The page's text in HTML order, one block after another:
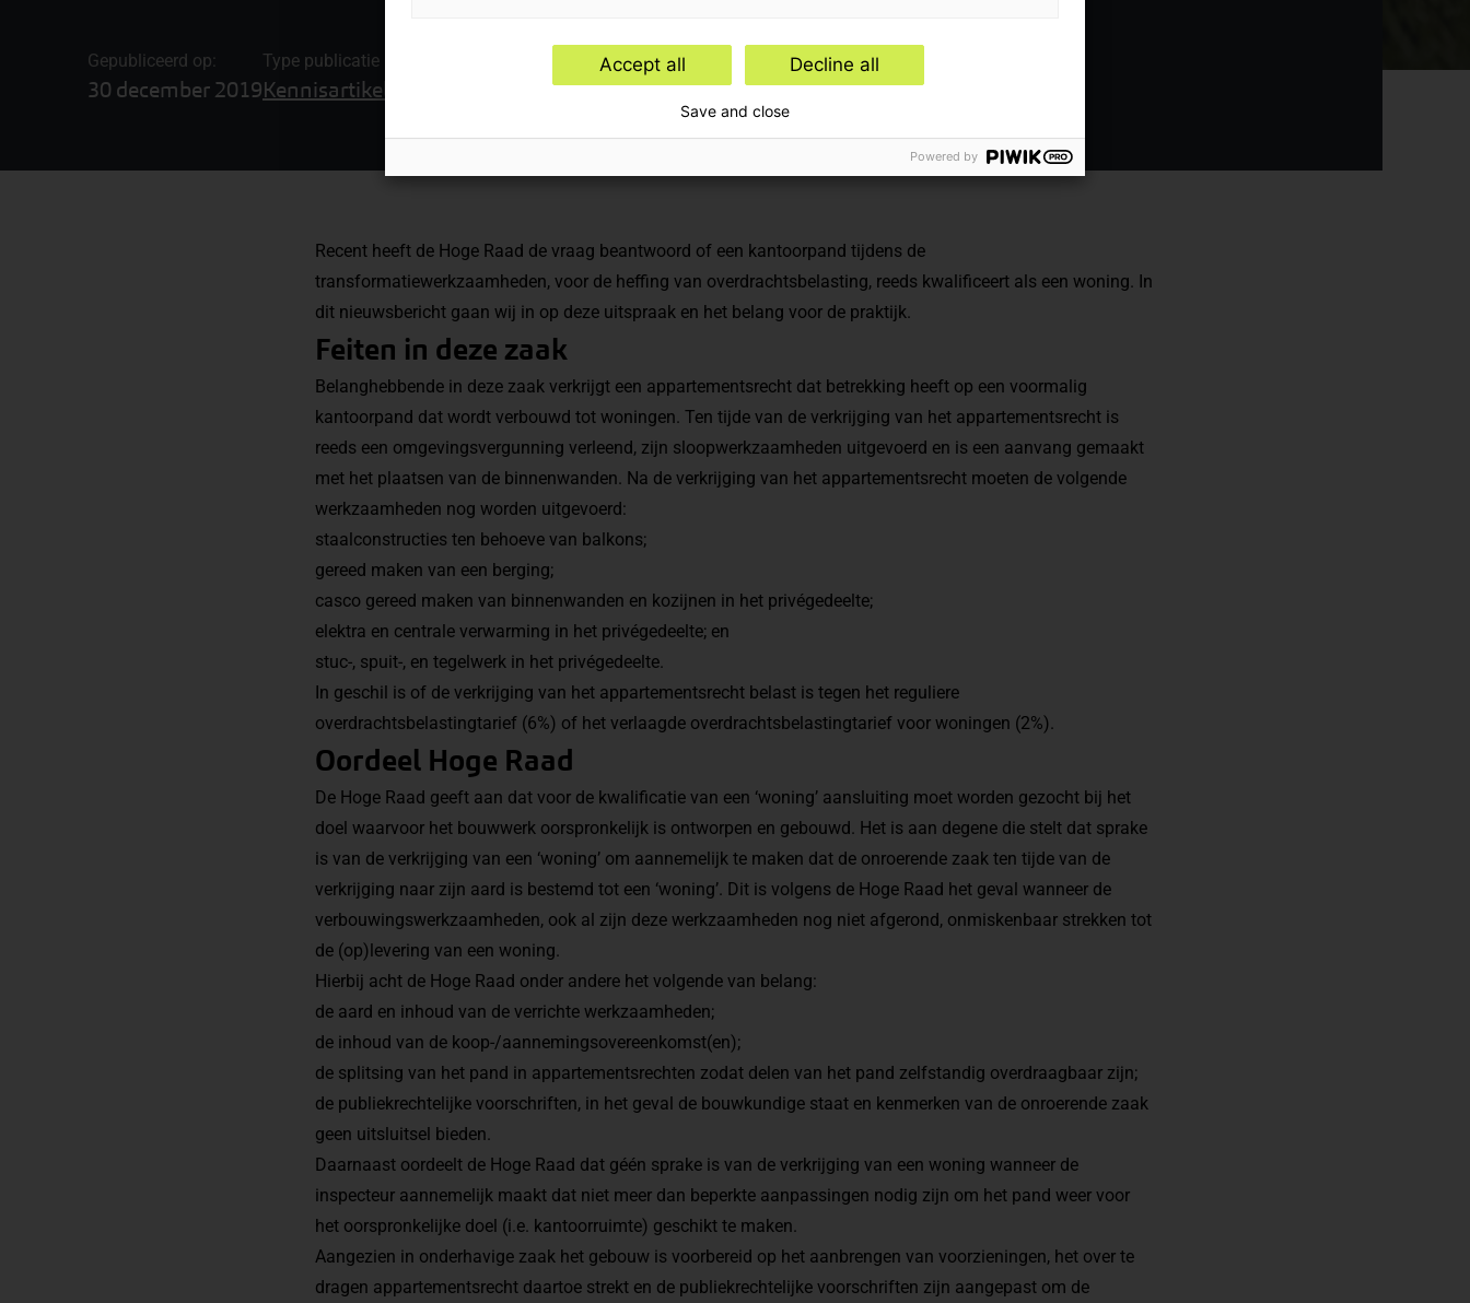
Gepubliceerd op:
30 december 2019
Type publicatie
Kennisartikel Btw-advies en Compliance
Recent heeft de Hoge Raad de vraag beantwoord of een kantoorpand tijdens de
transformatiewerkzaamheden, voor de heffing van overdrachtsbelasting, reeds kwalificeert als een woning. In
dit nieuwsbericht gaan wij in op deze uitspraak en het belang voor de praktijk.
Feiten in deze zaak
Belanghebbende in deze zaak verkrijgt een appartementsrecht dat betrekking heeft op een voormalig
kantoorpand dat wordt verbouwd tot woningen. Ten tijde van de verkrijging van het appartementsrecht is
reeds een omgevingsvergunning verleend, zijn sloopwerkzaamheden uitgevoerd en is een aanvang gemaakt
met het plaatsen van de binnenwanden. Na de verkrijging van het appartementsrecht moeten de volgende
werkzaamheden nog worden uitgevoerd:
staalconstructies ten behoeve van balkons;
gereed maken van een berging;
casco gereed maken van binnenwanden en kozijnen in het privégedeelte;
elektra en centrale verwarming in het privégedeelte; en
stuc-, spuit-, en tegelwerk in het privégedeelte.
In geschil is of de verkrijging van het appartementsrecht belast is tegen het reguliere
overdrachtsbelastingtarief (6%) of het verlaagde overdrachtsbelastingtarief voor woningen (2%).
Oordeel Hoge Raad
De Hoge Raad geeft aan dat voor de kwalificatie van een ‘woning’ aansluiting moet worden gezocht bij het
doel waarvoor het bouwwerk oorspronkelijk is ontworpen en gebouwd. Het is aan degene die stelt dat sprake
is van de verkrijging van een ‘woning’ om aannemelijk te maken dat de onroerende zaak ten tijde van de
verkrijging naar zijn aard is bestemd tot een ‘woning’. Dit is volgens de Hoge Raad het geval wanneer de
verbouwingswerkzaamheden, ook al zijn deze werkzaamheden nog niet afgerond, onmiskenbaar strekken tot
de (op)levering van een woning.
Hierbij acht de Hoge Raad onder andere het volgende van belang:
de aard en inhoud van de verrichte werkzaamheden;
de inhoud van de koop-/aannemingsovereenkomst(en);
de splitsing van het pand in appartementsrechten zodat delen van het pand zelfstandig overdraagbaar zijn;
de publiekrechtelijke voorschriften, in het geval de bouwkundige staat en kenmerken van de onroerende zaak
geen uitsluitsel bieden.
Daarnaast oordeelt de Hoge Raad dat géén sprake is van de verkrijging van een woning wanneer de
inspecteur aannemelijk maakt dat niet meer dan beperkte aanpassingen nodig zijn om het pand weer voor
het oorspronkelijke doel (i.e. kantoorruimte) geschikt te maken.
Aangezien in onderhavige zaak het gebouw is voorbereid op het aanbrengen van voorzieningen, het over te
dragen appartementsrecht daartoe strekt en de publiekrechtelijke voorschriften zijn aangepast om de
Accept all Decline all
Save and close
Powered by